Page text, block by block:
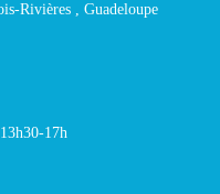
Rivières , Guadeloupe
17h